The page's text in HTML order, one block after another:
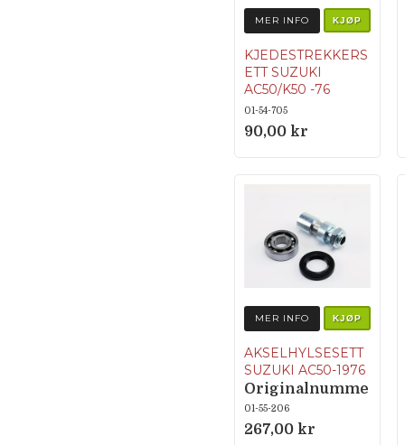
MER INFO KJØP
KJEDESTREKKERS
ETT SUZUKI
AC50/K50 -76
01-54-705
90,00 kr
MER INFO KJØP
AKSELHYLSESETT
SUZUKI AC50-1976
Originalnumme
r 64761-01000
01-55-206
267,00 kr